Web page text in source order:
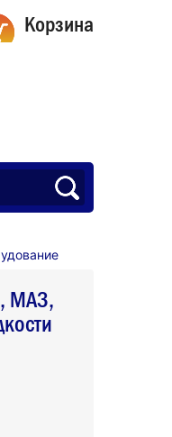
Корзина
МАЗ,